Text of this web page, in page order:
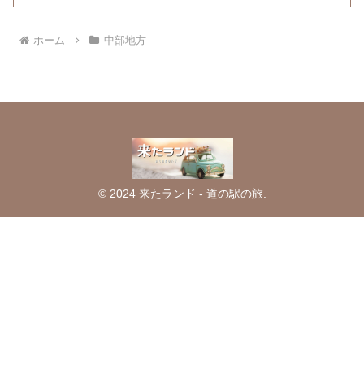
ホーム 中部地方
© 2024 来たランド - 道の駅の旅.